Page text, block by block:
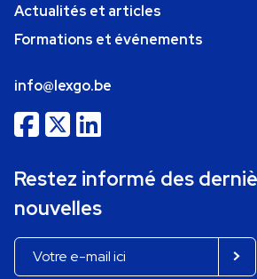
Actualités et articles
Formations et événements
info@lexgo.be
Restez informé des
nouvelles